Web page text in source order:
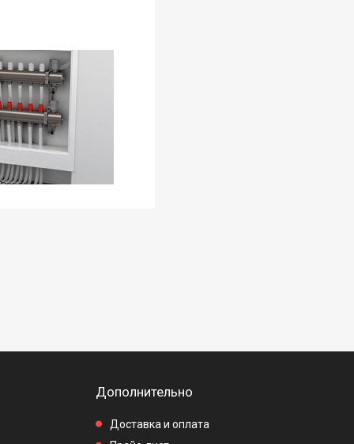
Дополнительно
Доставка и оплата